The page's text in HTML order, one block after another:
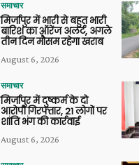
समाचार
मिर्जापुर में भारी से बहुत भारी
बारिश का ऑरेंज अलर्ट, अगले
तीन दिन मौसम रहेगा खराब
August 6, 2026
समाचार
मिर्जापुर में दुष्कर्म के दो
आरोपी गिरफ्तार, 21 लोगों पर
शांति भंग की कार्रवाई
August 6, 2026